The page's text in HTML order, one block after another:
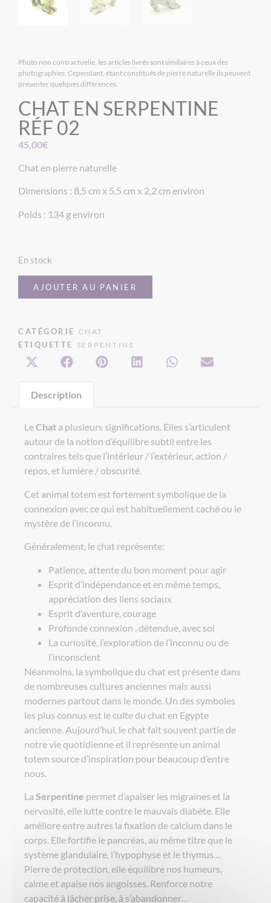
Photo non contractuelle, les articles livrés sont similaires à ceux des
photographies. Cependant, étant constitués de pierre naturelle ils peuvent
présenter quelques différences.
CHAT EN SERPENTINE
RÉF 02
45,00€
Chat en pierre naturelle
Dimensions : 8,5 cm x 5,5 cm x 2,2 cm environ
Poids : 134 g environ
En stock
AJOUTER AU PANIER
CATÉGORIE CHAT
ETIQUETTE SERPENTINE
Description
LeChat a plusieurs significations. Elles s’articulent
autour de la notion d’équilibre subtil entre les
contraires tels que l’intérieur / l’extérieur, action /
repos, et lumière / obscurité.
Cet animal totem est fortement symbolique de la
connexion avec ce qui est habituellement caché ou le
mystère de l’inconnu.
Généralement, le chat représente:
Patience, attente du bon moment pour agir
Esprit d’indépendance et en même temps,
appréciation des liens sociaux
Esprit d’aventure, courage
Profonde connexion , détendue, avec soi
La curiosité, l’exploration de l’inconnu ou de
l’inconscient
Néanmoins, la symbolique du chat est présente dans
de nombreuses cultures anciennes mais aussi
modernes partout dans le monde. Un des symboles
les plus connus est le culte du chat en Egypte
ancienne. Aujourd’hui, le chat fait souvent partie de
notre vie quotidienne et il représente un animal
totem source d’inspiration pour beaucoup d’entre
nous.
La Serpentine permet d’apaiser les migraines et la
nervosité, elle lutte contre le mauvais diabète. Elle
améliore entre autres la fixation de calcium dans le
corps. Elle fortifie le pancréas, au même titre que le
système glandulaire, l’hypophyse et le thymus…
Pierre de protection, elle équilibre nos humeurs,
calme et apaise nos angoisses. Renforce notre
capacité à lâcher prise, à s’abandonner…